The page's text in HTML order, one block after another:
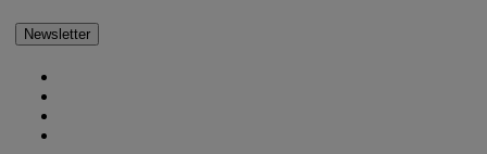
Newsletter